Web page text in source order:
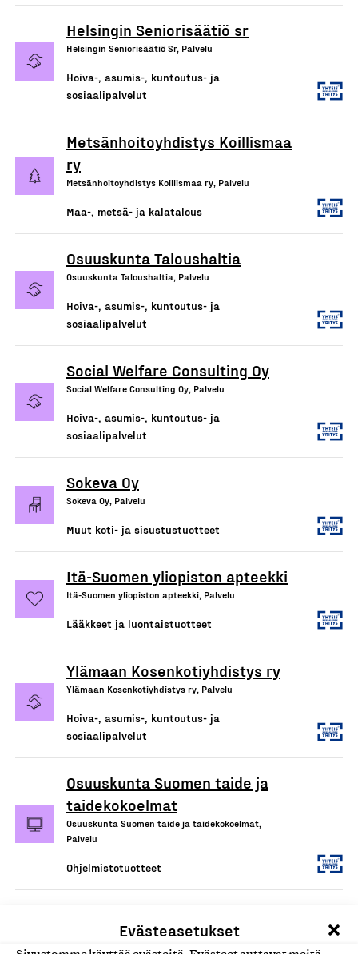
Evästeasetukset
Helsingin Seniorisäätiö sr
Helsingin Seniorisäätiö Sr, Palvelu
Hoiva-, asumis-, kuntoutus- ja
sosiaalipalvelut
Metsänhoitoyhdistys Koillismaa
ry
Metsänhoitoyhdistys Koillismaa ry, Palvelu
Maa-, metsä- ja kalatalous
Osuuskunta Taloushaltia
Osuuskunta Taloushaltia, Palvelu
Hoiva-, asumis-, kuntoutus- ja
sosiaalipalvelut
Social Welfare Consulting Oy
Social Welfare Consulting Oy, Palvelu
Hoiva-, asumis-, kuntoutus- ja
sosiaalipalvelut
Sokeva Oy
Sokeva Oy, Palvelu
Muut koti- ja sisustustuotteet
Itä-Suomen yliopiston apteekki
Itä-Suomen yliopiston apteekki, Palvelu
Lääkkeet ja luontaistuotteet
Ylämaan Kosenkotiyhdistys ry
Ylämaan Kosenkotiyhdistys ry, Palvelu
Hoiva-, asumis-, kuntoutus- ja
sosiaalipalvelut
Osuuskunta Suomen taide ja
taidekokoelmat
Osuuskunta Suomen taide ja taidekokoelmat,
Palvelu
Ohjelmistotuotteet
Ravimäkipalvelut Oy, Palvelu